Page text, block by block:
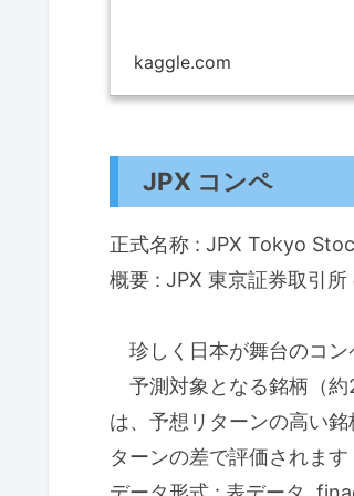
kaggle.com
JPX コンペ
正式名称 : JPX Tokyo
概要 : JPX 東京証券取引所
珍しく日本が舞台のコン
予測対象となる銘柄（約
は、予想リターンの高い
ターンの差で評価されます